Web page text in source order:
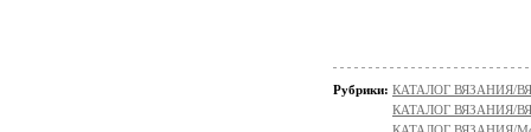
Рубрики: КАТАЛОГ ВЯЗАНИЯ/
КАТАЛОГ ВЯЗАНИЯ/